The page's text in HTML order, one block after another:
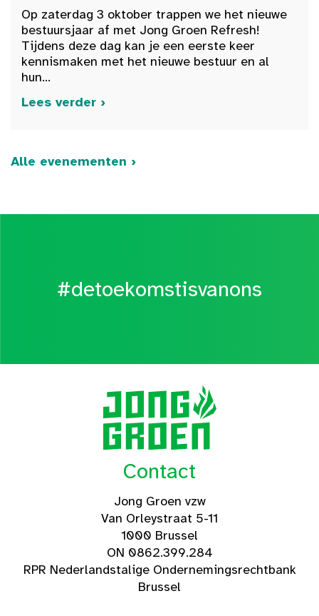
Op zaterdag 3 oktober trappen we het nieuwe
bestuursjaar af met Jong Groen Refresh!
Tijdens deze dag kan je een eerste keer
kennismaken met het nieuwe bestuur en al
hun...
Lees verder ›
Alle evenementen ›
#detoekomstisvanons
Contact
Jong Groen vzw
Van Orleystraat 5-11
1000 Brussel
ON 0862.399.284
RPR Nederlandstalige Ondernemingsrechtbank
Brussel